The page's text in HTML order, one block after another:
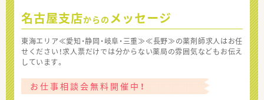
名古屋支店からの メッセージ
東海エリア≪愛知・静岡・岐阜・三重≫≪長野≫の薬剤師求人はお任
せください！求人票だけでは分からない薬局の雰囲気などもお伝え
しています。
お仕事相談会無料開催中！